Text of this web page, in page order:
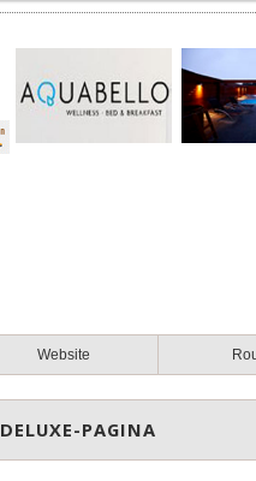
Website
DELUXE-PAGINA